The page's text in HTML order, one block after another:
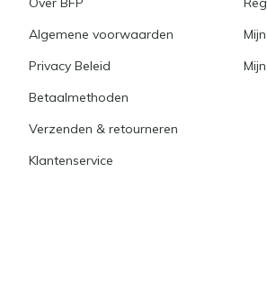
Algemene voorwaarden
Privacy Beleid
Betaalmethoden
Verzenden & retourneren
Klantenservice